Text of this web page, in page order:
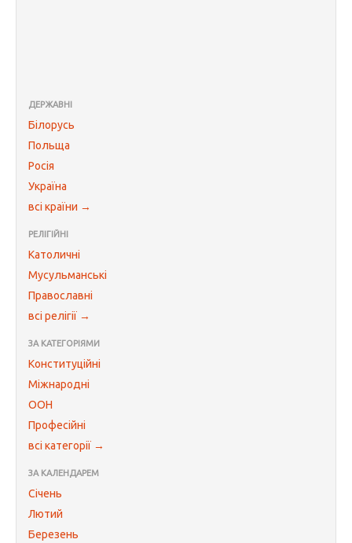
ДЕРЖАВНІ
Білорусь
Польща
Росія
Україна
всі країни →
РЕЛІГІЙНІ
Католичні
Мусульманські
Православні
всі релігії →
ЗА КАТЕГОРІЯМИ
Конституційні
Міжнародні
ООН
Професійні
всі категорії →
ЗА КАЛЕНДАРЕМ
Січень
Лютий
Березень